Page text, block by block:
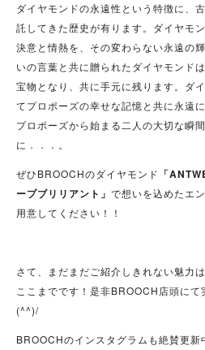
ダイヤモンドの永遠性という特徴に、
託してきた歴史が有ります。ダイヤモ
決意と情熱を、その変わらない永遠の
いの言葉と共に贈られたダイヤモンド
宝物となり、共に手元に残ります。ダ
てプロポーズの幸せな記憶と共に永遠に
プロポーズから始まる二人の大切な瞬
に．．．。
ぜひBROOCHのダイヤモンド 「
ープブリリアント」 で想いを込めたエ
用意してください！！
さて、まだまだご紹介しきれない魅力
ここまでです！是非BROOCH店頭に
(^^)/
BROOCHのインスタグラムも絶賛更新